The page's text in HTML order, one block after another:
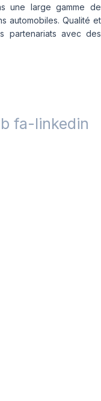
une large gamme de
automobiles. Qualité et
partenariats avec des
fa-linkedin